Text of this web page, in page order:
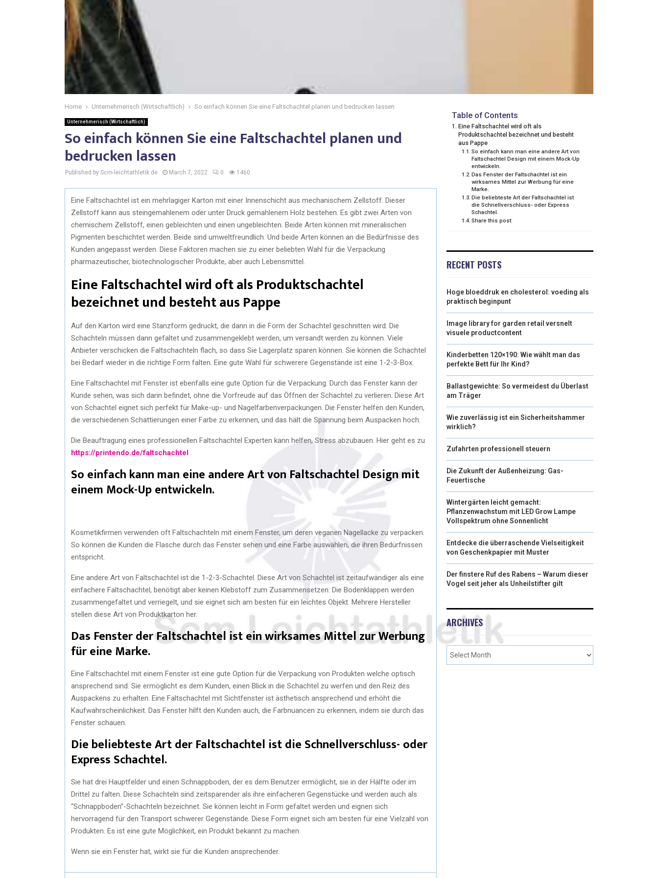
Home Unternehmerisch (Wirtschaftlich) So einfach können Sie eine Faltschachtel planen und bedrucken lassen
Unternehmerisch (Wirtschaftlich)
So einfach können Sie eine Faltschachtel planen und
bedrucken lassen
Published by Scm-leichtathletik.de March 7, 2022 0 1460
Eine Faltschachtel ist ein mehrlagiger Karton mit einer Innenschicht aus mechanischem Zellstoff. Dieser
Zellstoff kann aus steingemahlenem oder unter Druck gemahlenem Holz bestehen. Es gibt zwei Arten von
chemischem Zellstoff, einen gebleichten und einen ungebleichten. Beide Arten können mit mineralischen
Pigmenten beschichtet werden. Beide sind umweltfreundlich. Und beide Arten können an die Bedürfnisse des
Kunden angepasst werden. Diese Faktoren machen sie zu einer beliebten Wahl für die Verpackung
pharmazeutischer, biotechnologischer Produkte, aber auch Lebensmittel.
Eine Faltschachtel wird oft als Produktschachtel
bezeichnet und besteht aus Pappe
Auf den Karton wird eine Stanzform gedruckt, die dann in die Form der Schachtel geschnitten wird. Die
Schachteln müssen dann gefaltet und zusammengeklebt werden, um versandt werden zu können. Viele
Anbieter verschicken die Faltschachteln flach, so dass Sie Lagerplatz sparen können. Sie können die Schachtel
bei Bedarf wieder in die richtige Form falten. Eine gute Wahl für schwerere Gegenstände ist eine 1-2-3-Box.
Eine Faltschachtel mit Fenster ist ebenfalls eine gute Option für die Verpackung. Durch das Fenster kann der
Kunde sehen, was sich darin befindet, ohne die Vorfreude auf das Öffnen der Schachtel zu verlieren. Diese Art
von Schachtel eignet sich perfekt für Make-up- und Nagelfarbenverpackungen. Die Fenster helfen den Kunden,
die verschiedenen Schattierungen einer Farbe zu erkennen, und das hält die Spannung beim Auspacken hoch.
Die Beauftragung eines professionellen Faltschachtel Experten kann helfen, Stress abzubauen. Hier geht es zu
https://printendo.de/faltschachtel
So einfach kann man eine andere Art von Faltschachtel Design mit
einem Mock-Up entwickeln.
Kosmetikfirmen verwenden oft Faltschachteln mit einem Fenster, um deren veganen Nagellacke zu verpacken.
So können die Kunden die Flasche durch das Fenster sehen und eine Farbe auswählen, die ihren Bedürfnissen
entspricht.
Eine andere Art von Faltschachtel ist die 1-2-3-Schachtel. Diese Art von Schachtel ist zeitaufwändiger als eine
einfachere Faltschachtel, benötigt aber keinen Klebstoff zum Zusammensetzen. Die Bodenklappen werden
zusammengefaltet und verriegelt, und sie eignet sich am besten für ein leichtes Objekt. Mehrere Hersteller
stellen diese Art von Produktkarton her.
Das Fenster der Faltschachtel ist ein wirksames Mittel zur Werbung
für eine Marke.
Eine Faltschachtel mit einem Fenster ist eine gute Option für die Verpackung von Produkten welche optisch
ansprechend sind. Sie ermöglicht es dem Kunden, einen Blick in die Schachtel zu werfen und den Reiz des
Auspackens zu erhalten. Eine Faltschachtel mit Sichtfenster ist ästhetisch ansprechend und erhöht die
Kaufwahrscheinlichkeit. Das Fenster hilft den Kunden auch, die Farbnuancen zu erkennen, indem sie durch das
Fenster schauen.
Die beliebteste Art der Faltschachtel ist die Schnellverschluss- oder
Express Schachtel.
Sie hat drei Hauptfelder und einen Schnappboden, der es dem Benutzer ermöglicht, sie in der Hälfte oder im
Drittel zu falten. Diese Schachteln sind zeitsparender als ihre einfacheren Gegenstücke und werden auch als
“Schnappboden”-Schachteln bezeichnet. Sie können leicht in Form gefaltet werden und eignen sich
hervorragend für den Transport schwerer Gegenstände. Diese Form eignet sich am besten für eine Vielzahl von
Produkten. Es ist eine gute Möglichkeit, ein Produkt bekannt zu machen.
Wenn sie ein Fenster hat, wirkt sie für die Kunden ansprechender.
Table of Contents
Eine Faltschachtel wird oft als
Produktschachtel bezeichnet und besteht
aus Pappe
So einfach kann man eine andere Art von
Faltschachtel Design mit einem Mock-Up
entwickeln.
Das Fenster der Faltschachtel ist ein
wirksames Mittel zur Werbung für eine
Marke.
Die beliebteste Art der Faltschachtel ist
die Schnellverschluss- oder Express
Schachtel.
Share this post:
RECENT POSTS
Hoge bloeddruk en cholesterol: voeding als
praktisch beginpunt
Image library for garden retail versnelt
visuele productcontent
Kinderbetten 120×190: Wie wählt man das
perfekte Bett für Ihr Kind?
Ballastgewichte: So vermeidest du Überlast
am Träger
Wie zuverlässig ist ein Sicherheitshammer
wirklich?
Zufahrten professionell steuern
Die Zukunft der Außenheizung: Gas-
Feuertische
Wintergärten leicht gemacht:
Pflanzenwachstum mit LED Grow Lampe
Vollspektrum ohne Sonnenlicht
Entdecke die überraschende Vielseitigkeit
von Geschenkpapier mit Muster
Der finstere Ruf des Rabens – Warum dieser
Vogel seit jeher als Unheilstifter gilt
ARCHIVES